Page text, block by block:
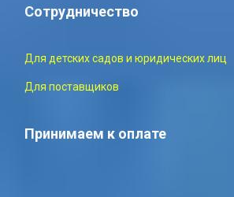
Сотрудничество
Для детских садов и юридических лиц
Для поставщиков
Принимаем к оплате